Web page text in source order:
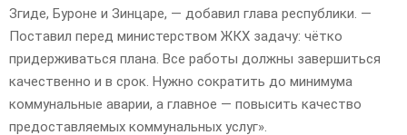
Згиде, Буроне и Зинцаре, — добавил глава республики. —
Поставил перед министерством ЖКХ задачу: чётко
придерживаться плана. Все работы должны завершиться
качественно и в срок. Нужно сократить до минимума
коммунальные аварии, а главное — повысить качество
предоставляемых коммунальных услуг».